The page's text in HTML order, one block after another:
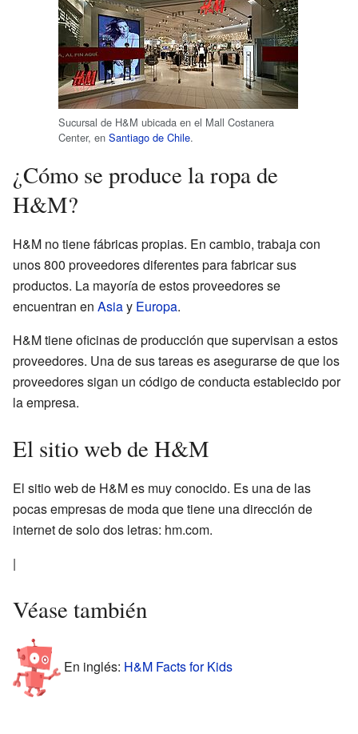
Sucursal de H&M ubicada en el Mall Costanera
Center, en Santiago de Chile.
¿Cómo se produce la ropa de
H&M?
H&M no tiene fábricas propias. En cambio, trabaja con
unos 800 proveedores diferentes para fabricar sus
productos. La mayoría de estos proveedores se
encuentran en Asiay Europa.
H&M tiene oficinas de producción que supervisan a estos
proveedores. Una de sus tareas es asegurarse de que los
proveedores sigan un código de conducta establecido por
la empresa.
El sitio web de H&M
El sitio web de H&M es muy conocido. Es una de las
pocas empresas de moda que tiene una dirección de
internet de solo dos letras: hm.com.
|
Véase también
En inglés: H&M Facts for Kids